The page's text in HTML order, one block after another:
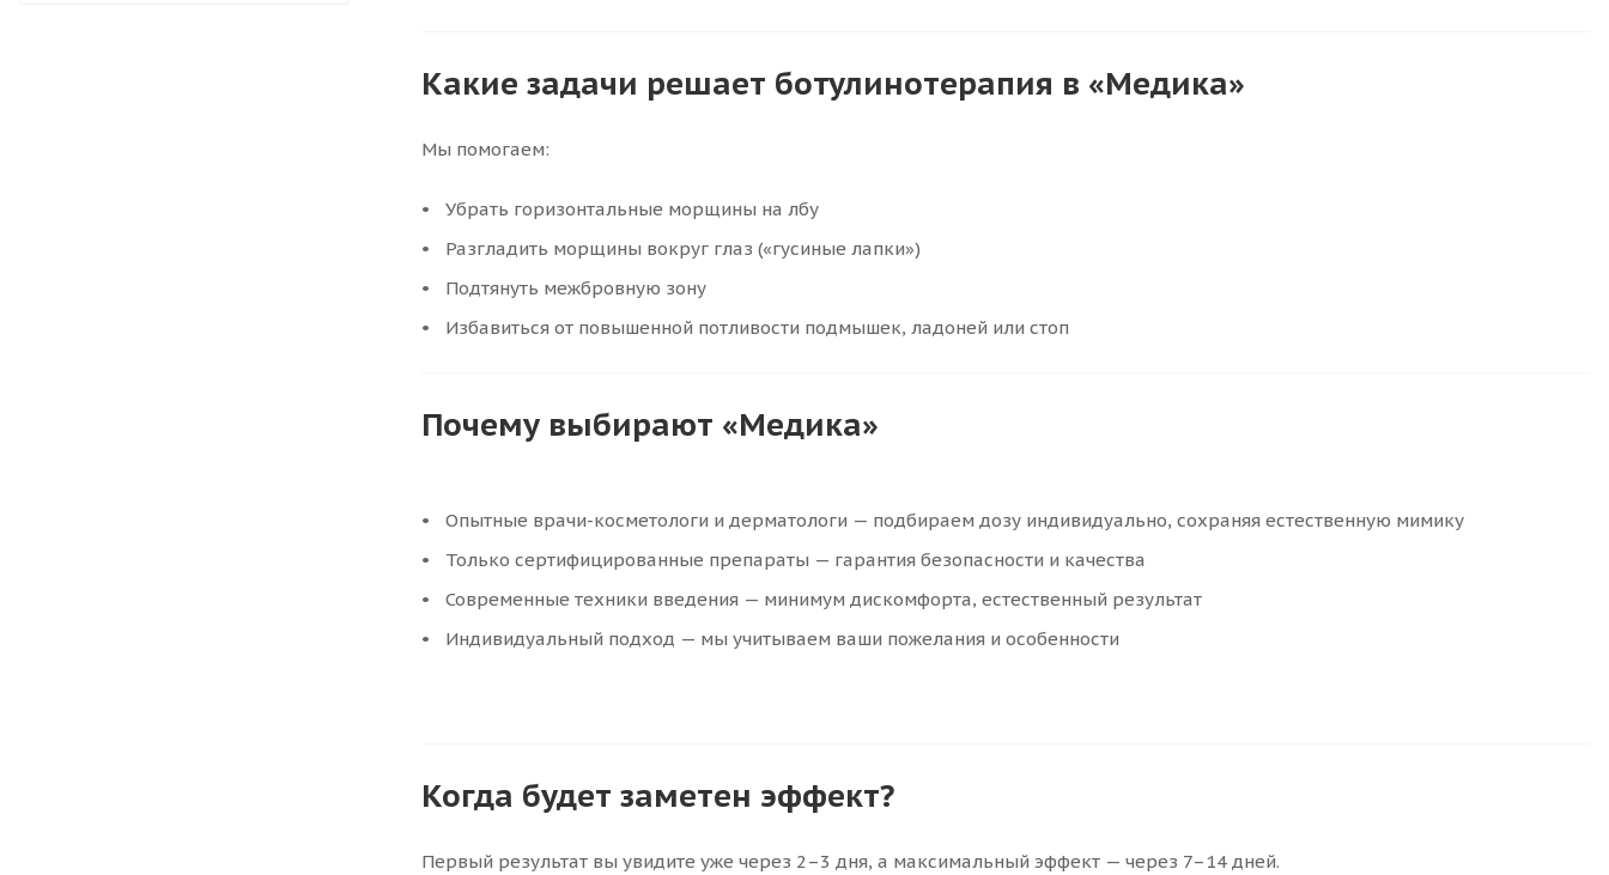
Какие задачи решает ботулинотерапия в «Медика»
Мы помогаем:
Убрать горизонтальные морщины на лбу
Разгладить морщины вокруг глаз («гусиные лапки»)
Подтянуть межбровную зону
Избавиться от повышенной потливости подмышек, ладоней или стоп
Почему выбирают «Медика»
Опытные врачи-косметологи и дерматологи — подбираем дозу индивидуально, сохраняя естественную мимику
Только сертифицированные препараты — гарантия безопасности и качества
Современные техники введения — минимум дискомфорта, естественный результат
Индивидуальный подход — мы учитываем ваши пожелания и особенности
Когда будет заметен эффект?
Первый результат вы увидите уже через 2–3 дня, а максимальный эффект — через 7–14 дней.